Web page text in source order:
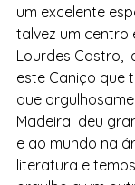
um excelente
talvez um centro
Lourdes Castro,
este Caniço que
que
Madeira  deu
e ao mundo na
literatura e